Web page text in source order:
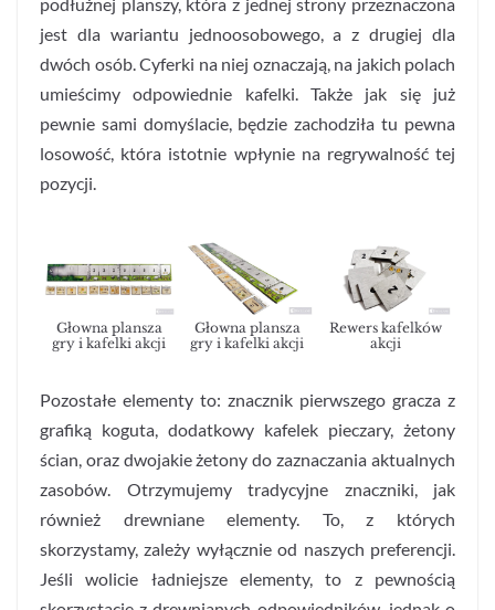
podłużnej planszy, która z jednej strony przeznaczona
jest dla wariantu jednoosobowego, a z drugiej dla
dwóch osób. Cyferki na niej oznaczają, na jakich polach
umieścimy odpowiednie kafelki. Także jak się już
pewnie sami domyślacie, będzie zachodziła tu pewna
losowość, która istotnie wpłynie na regrywalność tej
pozycji.
Głowna plansza
gry i kafelki akcji
Głowna plansza
gry i kafelki akcji
Rewers kafelków
akcji
Pozostałe elementy to: znacznik pierwszego gracza z
grafiką koguta, dodatkowy kafelek pieczary, żetony
ścian, oraz dwojakie żetony do zaznaczania aktualnych
zasobów. Otrzymujemy tradycyjne znaczniki, jak
również drewniane elementy. To, z których
skorzystamy, zależy wyłącznie od naszych preferencji.
Jeśli wolicie ładniejsze elementy, to z pewnością